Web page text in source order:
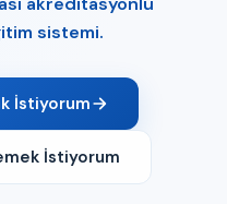
sistemi.
İstiyorum
İstiyorum